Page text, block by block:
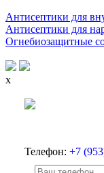
Антисептики для
Антисептики для
Огнебиозащитные
x
Телефон: +7